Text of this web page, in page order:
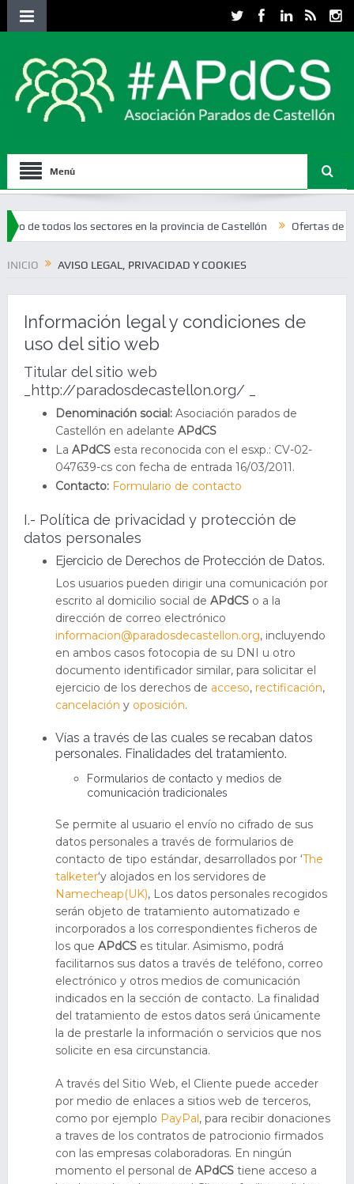
Menú
los sectores en la provincia de Castellón Ofertas de empleo del
INICIO AVISO LEGAL, PRIVACIDAD Y COOKIES
Información legal y condiciones de
uso del sitio web
Titular del sitio web
_http://paradosdecastellon.org/ _
Denominación social:Asociación parados de
Castellón en adelante APdCS
La APdCSesta reconocida con el esxp.: CV-02-
047639-cs con fecha de entrada 16/03/2011.
Contacto: Formulario de contacto
I.- Política de privacidad y protección de
datos personales
Ejercicio de Derechos de Protección de Datos.
Los usuarios pueden dirigir una comunicación por
escrito al domicilio social de APdCSo a la
dirección de correo electrónico
informacion@paradosdecastellon.org, incluyendo
en ambos casos fotocopia de su DNI u otro
documento identificador similar, para solicitar el
ejercicio de los derechos de acceso, rectificación,
cancelación y oposición.
Vías a través de las cuales se recaban datos
personales. Finalidades del tratamiento.
Formularios de contacto y medios de
comunicación tradicionales
Se permite al usuario el envío no cifrado de sus
datos personales a través de formularios de
contacto de tipo estándar, desarrollados por ‘The
talketer‘y alojados en los servidores de
Namecheap(UK), Los datos personales recogidos
serán objeto de tratamiento automatizado e
incorporados a los correspondientes ficheros de
los que APdCSes titular. Asimismo, podrá
facilitarnos sus datos a través de teléfono, correo
electrónico y otros medios de comunicación
indicados en la sección de contacto. La finalidad
del tratamiento de estos datos será únicamente
la de prestarle la información o servicios que nos
solicite en esa circunstancia.
A través del Sitio Web, el Cliente puede acceder
por medio de enlaces a sitios web de terceros,
como por ejemplo PayPal , para recibir donaciones
a traves de los contratos de patrocionio firmados
con las empresas colaboradoras. En ningún
momento el personal de APdCStiene acceso a